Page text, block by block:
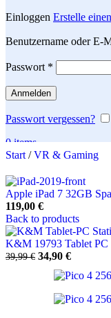
Einloggen Erstelle
Benutzername oder E-
Passwort *
Anmelden
Passwort vergessen?
0items
Start / VR & Gaming
Apple iPad 7 32GB
Ursprünglicher
Preis
war:
159,90 €
119,00 €Aktueller
Preis
ist:
119,00 €.
Back to products
K&M 19793 Tablet PC
39,99€ Ursprünglicher
Preis
war:
39,99 €
34,90 €Aktueller
ist:
34,90 €.